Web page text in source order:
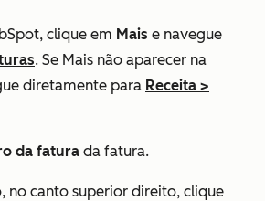
clique em Mais e navegue
. Se Mais não aparecer na
diretamente para Receita >
da fatura da fatura.
no canto superior direito, clique